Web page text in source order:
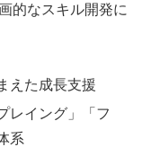
的なスキル開発に
えた成長支援
レイング」「フ
系